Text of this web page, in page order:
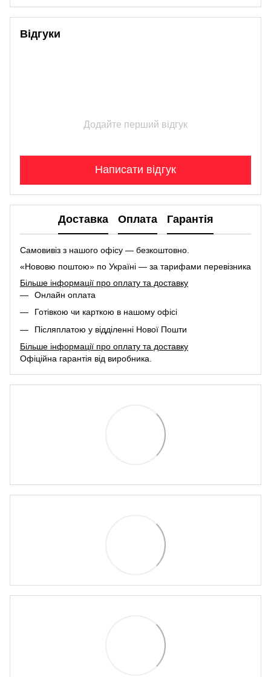
Відгуки
Додайте перший відгук
Написати відгук
Доставка Оплата Гарантія
Самовивіз з нашого офісу — безкоштовно.
«Нововю поштою» по Україні — за тарифами перевізника
Більше інформації про оплату та доставку
Онлайн оплата
Готівкою чи карткою в нашому офісі
Післяплатою у відділенні Нової Пошти
Більше інформації про оплату та доставку
Офіційна гарантія від виробника.